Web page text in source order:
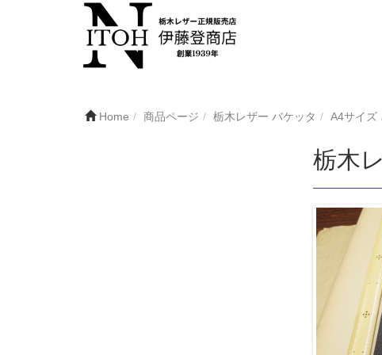
Home 商品ページ 栃木レザー バケッタ A4サイズ
栃木